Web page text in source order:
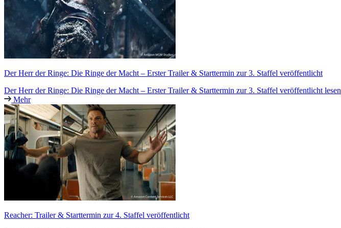
Der Herr der Ringe: Die Ringe der Macht – Erster Trailer & Starttermin zur 3. Staffel veröffentlicht
Der Herr der Ringe: Die Ringe der Macht – Erster Trailer & Starttermin zur 3. Staffel veröffentlicht lesen
Mehr
Reacher: Trailer & Starttermin zur 4. Staffel veröffentlicht